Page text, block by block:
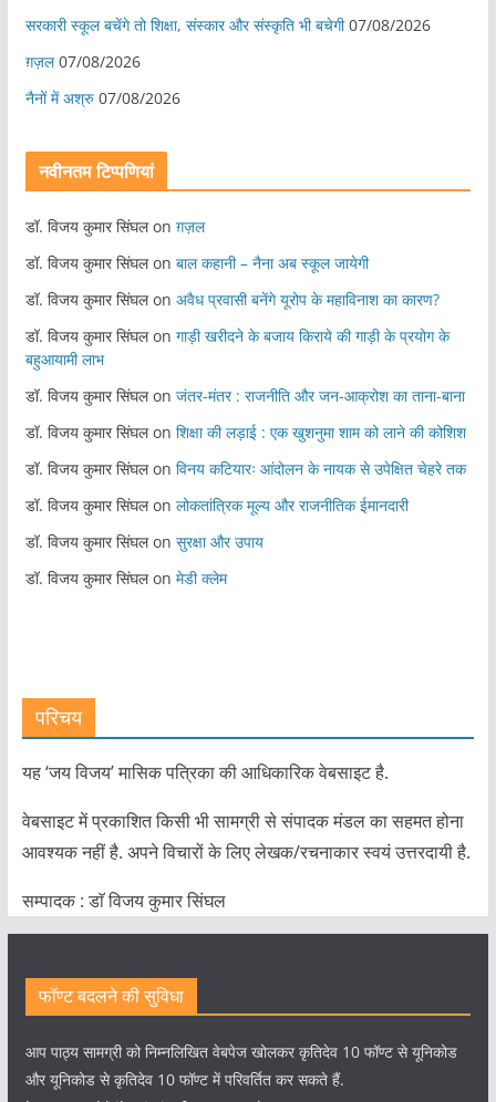
सरकारी स्कूल बचेंगे तो शिक्षा, संस्कार और संस्कृति भी बचेगी 07/08/2026
ग़ज़ल 07/08/2026
नैनों में अश्रु 07/08/2026
नवीनतम टिप्पणियां
डॉ. विजय कुमार सिंघलon ग़ज़ल
डॉ. विजय कुमार सिंघलon बाल कहानी – नैना अब स्कूल जायेगी
डॉ. विजय कुमार सिंघलon अवैध प्रवासी बनेंगे यूरोप के महाविनाश का कारण?
डॉ. विजय कुमार सिंघलon गाड़ी खरीदने के बजाय किराये की गाड़ी के प्रयोग के
बहुआयामी लाभ
डॉ. विजय कुमार सिंघलon जंतर-मंतर : राजनीति और जन-आक्रोश का ताना-बाना
डॉ. विजय कुमार सिंघलon शिक्षा की लड़ाई : एक खुशनुमा शाम को लाने की कोशिश
डॉ. विजय कुमार सिंघलon विनय कटियारः आंदोलन के नायक से उपेक्षित चेहरे तक
डॉ. विजय कुमार सिंघलon लोकतांत्रिक मूल्य और राजनीतिक ईमानदारी
डॉ. विजय कुमार सिंघलon सुरक्षा और उपाय
डॉ. विजय कुमार सिंघलon मेडी क्लेम
परिचय
यह ‘जय विजय’ मासिक पत्रिका की आधिकारिक वेबसाइट है.
वेबसाइट में प्रकाशित किसी भी सामग्री से संपादक मंडल का सहमत होना
आवश्यक नहीं है. अपने विचारों के लिए लेखक/रचनाकार स्वयं उत्तरदायी है.
सम्पादक : डाॅ विजय कुमार सिंघल
फॉण्ट बदलने की सुविधा
आप पाठ्य सामग्री को निम्नलिखित वेबपेज खोलकर कृतिदेव 10 फॉण्ट से यूनिकोड
और यूनिकोड से कृतिदेव 10 फॉण्ट में परिवर्तित कर सकते हैं.